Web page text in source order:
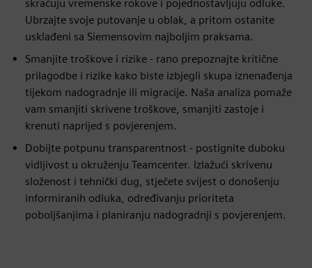
skraćuju vremenske rokove i pojednostavljuju odluke.
Ubrzajte svoje putovanje u oblak, a pritom ostanite
usklađeni sa Siemensovim najboljim praksama.
Smanjite troškove i rizike - rano prepoznajte kritične
prilagodbe i rizike kako biste izbjegli skupa iznenađenja
tijekom nadogradnje ili migracije. Naša analiza pomaže
vam smanjiti skrivene troškove, smanjiti zastoje i
krenuti naprijed s povjerenjem.
Dobijte potpunu transparentnost - postignite duboku
vidljivost u okruženju Teamcenter. Izlažući skrivenu
složenost i tehnički dug, stječete svijest o donošenju
informiranih odluka, određivanju prioriteta
poboljšanjima i planiranju nadogradnji s povjerenjem.